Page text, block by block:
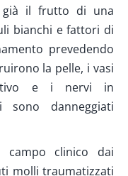
già il frutto di una
bianchi e fattori di
prevedendo
la pelle, i vasi
e i nervi in
danneggiati
clinico dai
molli traumatizzati